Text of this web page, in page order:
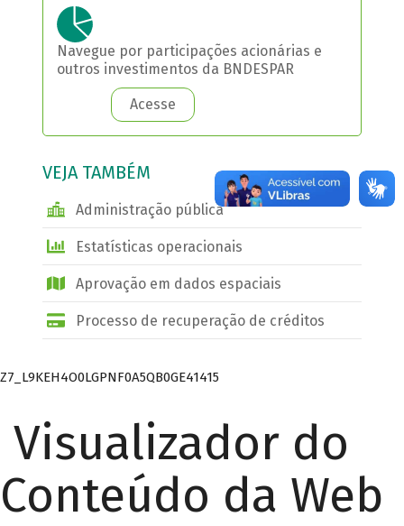
Navegue por participações acionárias e
outros investimentos da BNDESPAR
Acesse
VEJA TAMBÉM
Administração pública
Estatísticas operacionais
Aprovação em dados espaciais
Processo de recuperação de créditos
Z7_L9KEH4O0LGPNF0A5QB0GE41415
Visualizador do
Conteúdo da Web